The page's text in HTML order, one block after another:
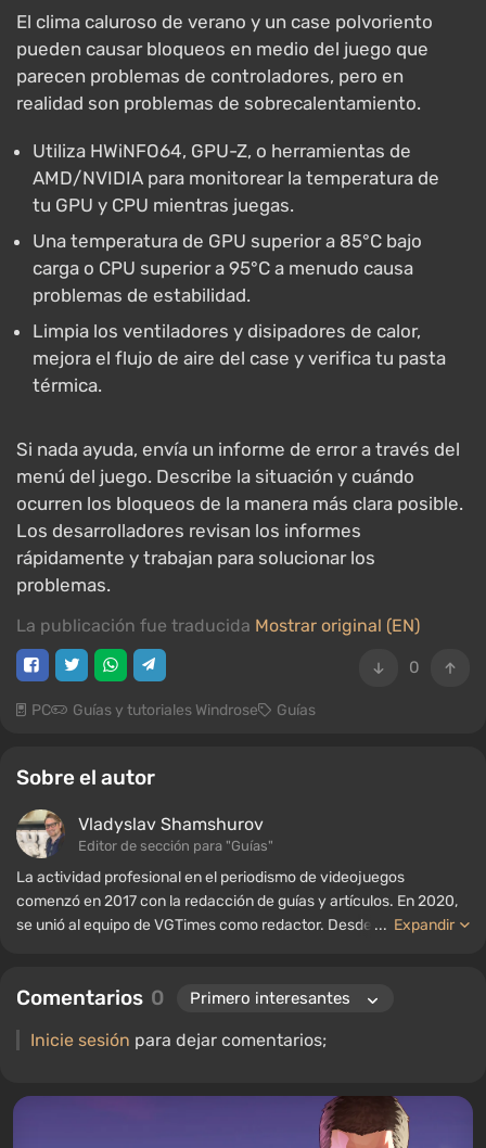
El clima caluroso de verano y un case polvoriento
pueden causar bloqueos en medio del juego que
parecen problemas de controladores, pero en
realidad son problemas de sobrecalentamiento.
Utiliza HWiNFO64, GPU-Z, o herramientas de
AMD/NVIDIA para monitorear la temperatura de
tu GPU y CPU mientras juegas.
Una temperatura de GPU superior a 85°C bajo
carga o CPU superior a 95°C a menudo causa
problemas de estabilidad.
Limpia los ventiladores y disipadores de calor,
mejora el flujo de aire del case y verifica tu pasta
térmica.
Si nada ayuda, envía un informe de error a través del
menú del juego. Describe la situación y cuándo
ocurren los bloqueos de la manera más clara posible.
Los desarrolladores revisan los informes
rápidamente y trabajan para solucionar los
problemas.
La publicación fue traducida Mostrar original (EN)
0
PC Guías y tutoriales Windrose Guías
Sobre el autor
Vladyslav Shamshurov
Editor de sección para "Guías"
La actividad profesional en el periodismo de videojuegos
comenzó en 2017 con la redacción de guías y artículos. En 2020,
se unió al equipo de VGTimes como redactor. Desde 2022, ha
... Expandir
Comentarios 0
Inicie sesión para dejar comentarios;